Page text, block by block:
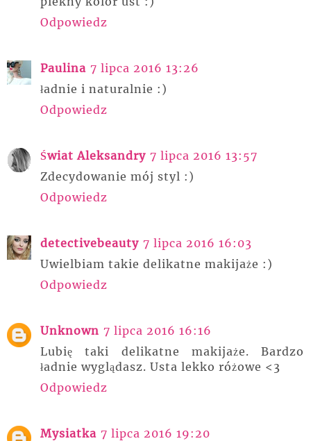
Odpowiedz
Paulina 7 lipca 2016 13:26
ładnie i naturalnie :)
Odpowiedz
Świat Aleksandry 7 lipca 2016 13:57
Zdecydowanie mój styl :)
Odpowiedz
detectivebeauty 7 lipca 2016 16:03
Uwielbiam takie delikatne makijaże :)
Odpowiedz
Unknown 7 lipca 2016 16:16
Lubię taki delikatne makijaże. Bardzo
ładnie wyglądasz. Usta lekko różowe <3
Odpowiedz
Mysiatka 7 lipca 2016 19:20